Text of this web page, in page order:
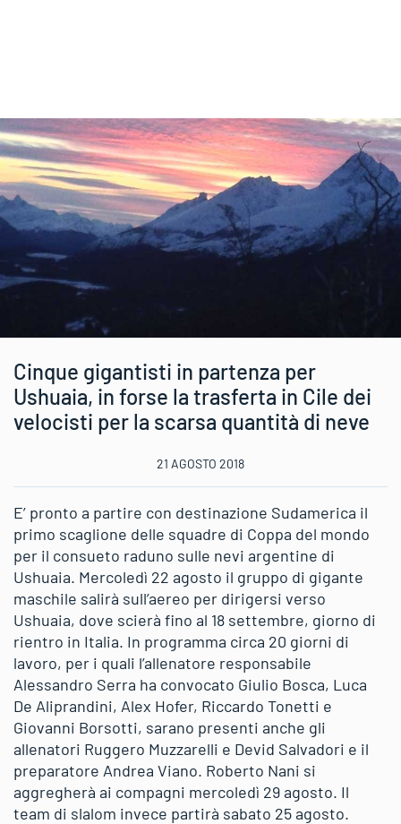
Cinque gigantisti in partenza per
Ushuaia, in forse la trasferta in Cile dei
velocisti per la scarsa quantità di neve
21 AGOSTO 2018
E’ pronto a partire con destinazione Sudamerica il
primo scaglione delle squadre di Coppa del mondo
per il consueto raduno sulle nevi argentine di
Ushuaia. Mercoledì 22 agosto il gruppo di gigante
maschile salirà sull’aereo per dirigersi verso
Ushuaia, dove scierà fino al 18 settembre, giorno di
rientro in Italia. In programma circa 20 giorni di
lavoro, per i quali l’allenatore responsabile
Alessandro Serra ha convocato Giulio Bosca, Luca
De Aliprandini, Alex Hofer, Riccardo Tonetti e
Giovanni Borsotti, sarano presenti anche gli
allenatori Ruggero Muzzarelli e Devid Salvadori e il
preparatore Andrea Viano. Roberto Nani si
aggregherà ai compagni mercoledì 29 agosto. Il
team di slalom invece partirà sabato 25 agosto.